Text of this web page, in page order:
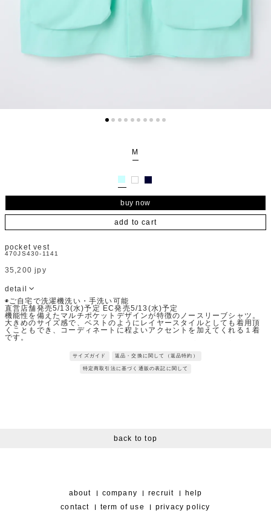
M
add to cart
pocket vest
470JS430-1141
35,200 jpy
detail
◉ご自宅で洗濯機洗い・手洗い可能
直営店舗発売5/13(水)予定 EC発売5/13(水)予定
機能性を備えたマルチポケットデザインが特徴のノースリーブシャツ。
大きめのサイズ感で、ベストのようにレイヤースタイルとしても着用頂
くこともでき、コーディネートに程よいアクセントを加えてくれる１着
です。
Fabric：SOLOTEXを使用したシワになりにくい2WAYストレッチ高密
※SOLOTEX（ソロテックス）は、帝人フロンティアの登録商標です。
サイズガイド 返品・交換に関して（返品特約）
特定商取引法に基づく通販の表記に関して
back to top
about company recruit
help
contact
term of use privacy policy